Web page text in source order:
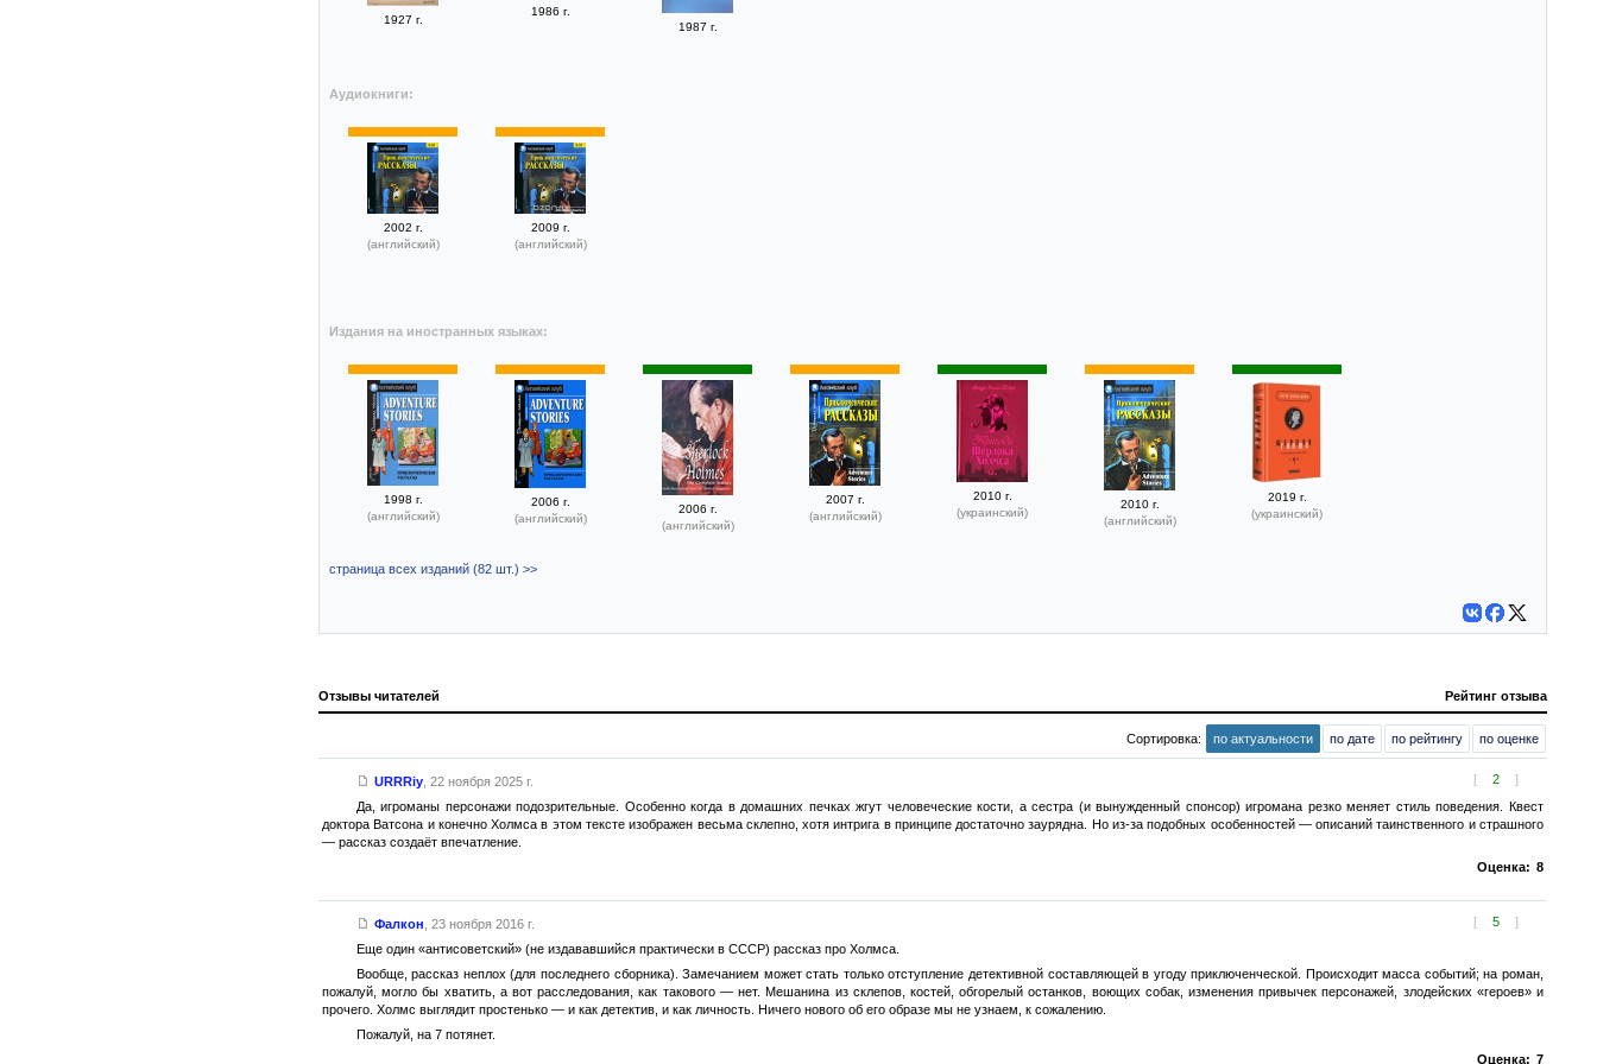
1927 г.
1986 г.
1987 г.
Аудиокниги:
2002 г.
(английский)
2009 г.
(английский)
Издания на иностранных языках:
1998 г.
(английский)
2006 г.
(английский)
2006 г.
(английский)
2007 г.
(английский)
2010 г.
(украинский)
2010 г.
(английский)
2019 г.
(украинский)
страница всех изданий (82 шт.) >>
Отзывы читателей Рейтинг отзыва
Сортировка: по актуальности по дате по рейтингу по оценке
[ 2 ]
URRRiy, 22 ноября 2025 г.
Да, игроманы персонажи подозрительные. Особенно когда в домашних печках жгут человеческие кости, а сестра (и вынужденный спонсор) игромана резко меняет стиль поведения. Квест
доктора Ватсона и конечно Холмса в этом тексте изображен весьма склепно, хотя интрига в принципе достаточно заурядна. Но из-за подобных особенностей — описаний таинственного и страшного
— рассказ создаёт впечатление.
Оценка: 8
[ 5 ]
Фалкон 23 ноября 2016 г.
Еще один «антисоветский» (не издававшийся практически в СССР) рассказ про Холмса.
Вообще, рассказ неплох (для последнего сборника). Замечанием может стать только отступление детективной составляющей в угоду приключенческой. Происходит масса событий; на роман,
пожалуй, могло бы хватить, а вот расследования, как такового — нет. Мешанина из склепов, костей, обгорелый останков, воющих собак, изменения привычек персонажей, злодейских «героев» и
прочего. Холмс выглядит простенько — и как детектив, и как личность. Ничего нового об его образе мы не узнаем, к сожалению.
Пожалуй, на 7 потянет.
Оценка: 7